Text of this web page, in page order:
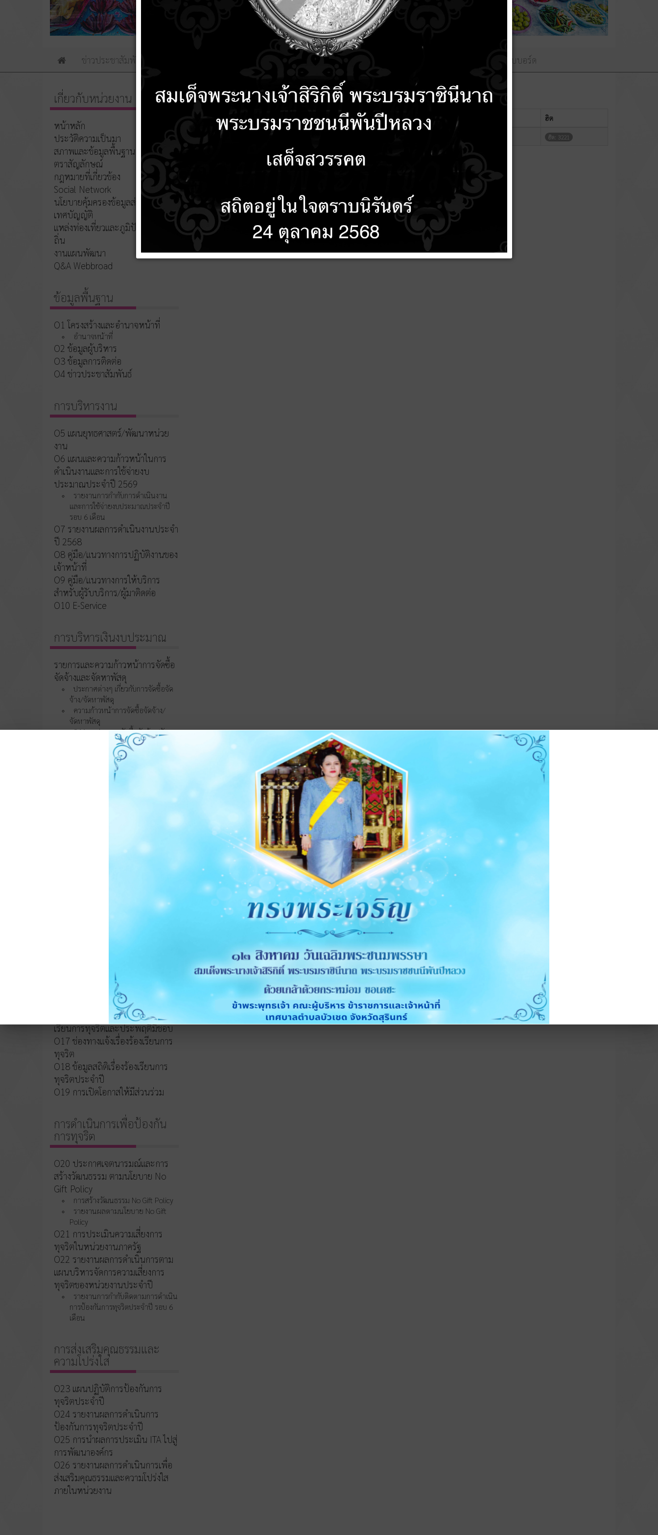
ข่าวประชาสัมพันธ์ ติดต่อเรา เว็บบอร์ด
ฮิต
กฎหมายที่เกี่ยวข้อง ที่เทศบาลตำบลบัวเชด นำมาใช้ในการบริหารงาน ฮิต: 3221
เกี่ยวกับหน่วยงาน
หน้าหลัก
ประวัติความเป็นมา
สภาพและข้อมูลพื้นฐาน
ตราสัญลักษณ์
กฎหมายที่เกี่ยวข้อง
Social Network
นโยบายคุ้มครองข้อมูลส่วนบุคคล
เทศบัญญัติ
แหล่งท่องเที่ยวและภูมิปัญญาท้อง
ถิ่น
งานแผนพัฒนา
Q&A Webbroad
ข้อมูลพื้นฐาน
O1 โครงสร้างและอำนาจหน้าที่
อำนาจหน้าที่
O2 ข้อมูลผู้บริหาร
O3 ข้อมูลการติดต่อ
O4 ข่าวประชาสัมพันธ์
การบริหารงาน
O5 แผนยุทธศาสตร์/พัฒนาหน่วย
งาน
O6 แผนและความก้าวหน้าในการ
ดำเนินงานและการใช้จ่ายงบ
ประมาณประจำปี 2569
รายงานการกำกับการดำเนินงาน
และการใช้จ่ายงบประมาณประจำปี
รอบ 6 เดือน
O7 รายงานผลการดำเนินงานประจำ
ปี 2568
O8 คู่มือ/แนวทางการปฏิบัติงานของ
เจ้าหน้าที่
O9 คู่มือ/แนวทางการให้บริการ
สำหรับผู้รับบริการ/ผู้มาติดต่อ
O10 E-Service
การบริหารเงินงบประมาณ
รายการและความก้าวหน้าการจัดซื้อ
จัดจ้างและจัดหาพัสดุ
ประกาศต่างๆ เกี่ยวกับการจัดซื้อจัด
จ้าง/จัดหาพัสดุ
ความก้าวหน้าการจัดซื้อจัดจ้าง/
จัดหาพัสดุ
O11 สรุปผลการจัดซื้อจัดจ้าง/จัดหา
O12 รายงานสรุปผลการจัดซื้อจัด
จ้าง/จัดหาพัสดุประจำปี
การบริหารและพัฒนา
O14 รายงานผลการบริหารและ
การส่งเสริมความโปร่งใส
O16 แนวปฏิบัติการจัดการเรื่องร้อง
เรียนการทุจริตและประพฤติมิชอบ
O17 ช่องทางแจ้งเรื่องร้องเรียนการ
ทุจริต
O18 ข้อมูลสถิติเรื่องร้องเรียนการ
ทุจริตประจำปี
O19 การเปิดโอกาสให้มีส่วนร่วม
การดำเนินการเพื่อป้องกัน
การทุจริต
O20 ประกาศเจตนารมณ์และการ
สร้างวัฒนธรรม ตามนโยบาย No
Gift Policy
การสร้างวัฒนธรรม No Gift Policy
รายงานผลตามนโยบาย No Gift
Policy
O21 การประเมินความเสี่ยงการ
ทุจริตในหน่วยงานภาครัฐ
O22 รายงานผลการดำเนินการตาม
แผนบริหารจัดการความเสี่ยงการ
ทุจริตของหน่วยงานประจำปี
รายงานการกำกับติดตามการดำเนิน
การป้องกันการทุจริตประจำปี รอบ 6
เดือน
การส่งเสริมคุณธรรมและ
ความโปร่งใส
O23 แผนปฏิบัติการป้องกันการ
ทุจริตประจำปี
O24 รายงานผลการดำเนินการ
ป้องกันการทุจริตประจำปี
O25 การนำผลการประเมิน ITA ไปสู่
การพัฒนาองค์กร
O26 รายงานผลการดำเนินการเพื่อ
ส่งเสริมคุณธรรมและความโปร่งใส
ภายในหน่วยงาน